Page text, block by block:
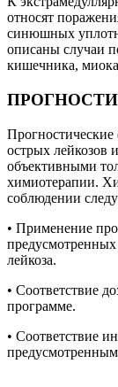
относят
синюшных
описаны случаи
кишечника,
острых лейкозов
объективными
химиотерапии.
соблюдении
• Применение
лейкоза.
• Соответствие
программе.
• Соответствие